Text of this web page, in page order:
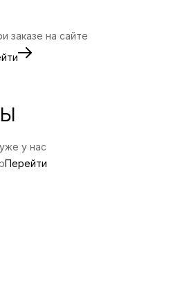
заказе на сайте
у нас
Перейти